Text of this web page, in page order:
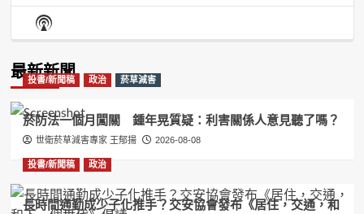
Episode
Episodes
Show
Podcast
最新新聞
投書/新聞稿 政治 菸草減害
菸防法一個月闖關 鍾年晃質疑：利害關係人意見聽了嗎？
世衛菸草減害專家 王郁揚 2026-08-08
投書/新聞稿 政治
長時間通勤成少子化推手？交安協會發布《居住，交通，和